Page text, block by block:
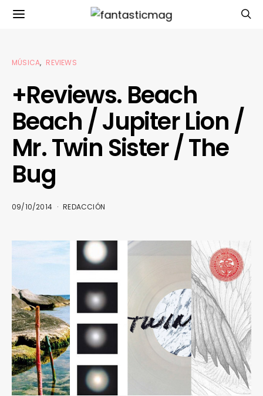
MÚSICA REVIEWS
+Reviews. Beach
Beach / Jupiter Lion /
Mr. Twin Sister / The
Bug
09/10/2014 REDACCIÓN